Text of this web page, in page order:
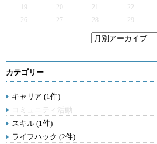
19
20 21 22
26
27 28 29
カテゴリー
キャリア (1件)
コミュニティ活動
スキル (1件)
ライフハック (2件)